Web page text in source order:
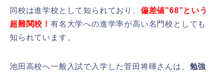
同校は進学校として知られており、 偏差値”68”という
超難関校！ 有名大学への進学率が高い名門校としても
知られています。
池田高校へ一般入試で入学した菅田将暉さんは、 勉強